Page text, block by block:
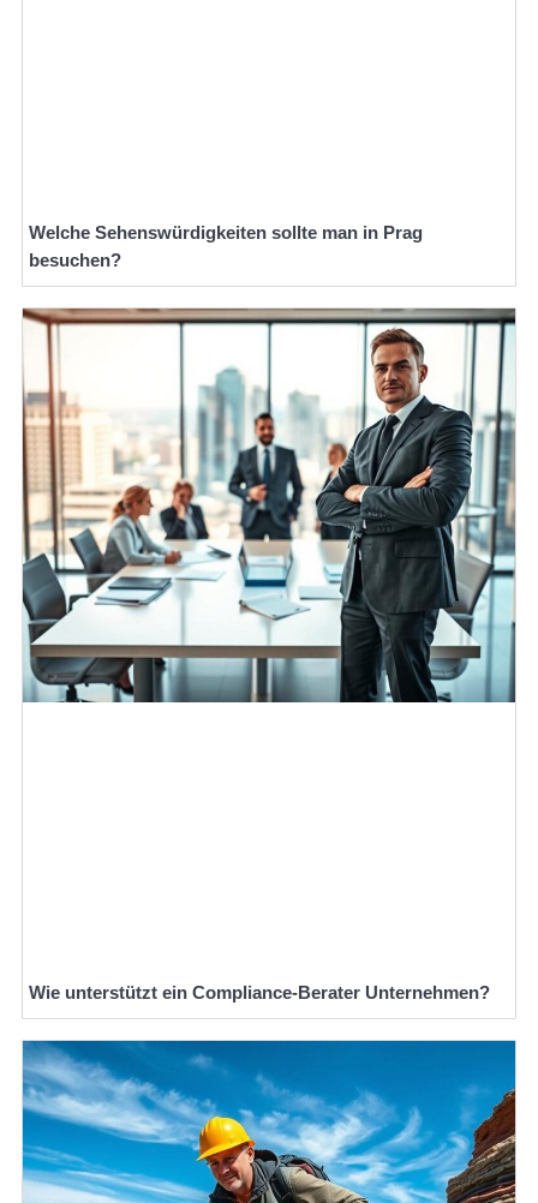
Welche Sehenswürdigkeiten sollte man in Prag
besuchen?
Wie unterstützt ein Compliance-Berater Unternehmen?